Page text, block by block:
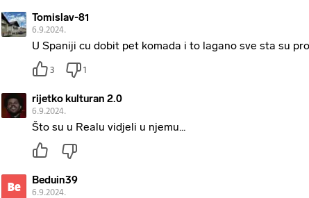
Tomislav-81
6.9.2024.
U Spaniji cu dobit pet komada i to lagano sve sta su
3 1
rijetko kulturan 2.0
6.9.2024.
Što su u Realu vidjeli u njemu...
Be Beduin39
6.9.2024.